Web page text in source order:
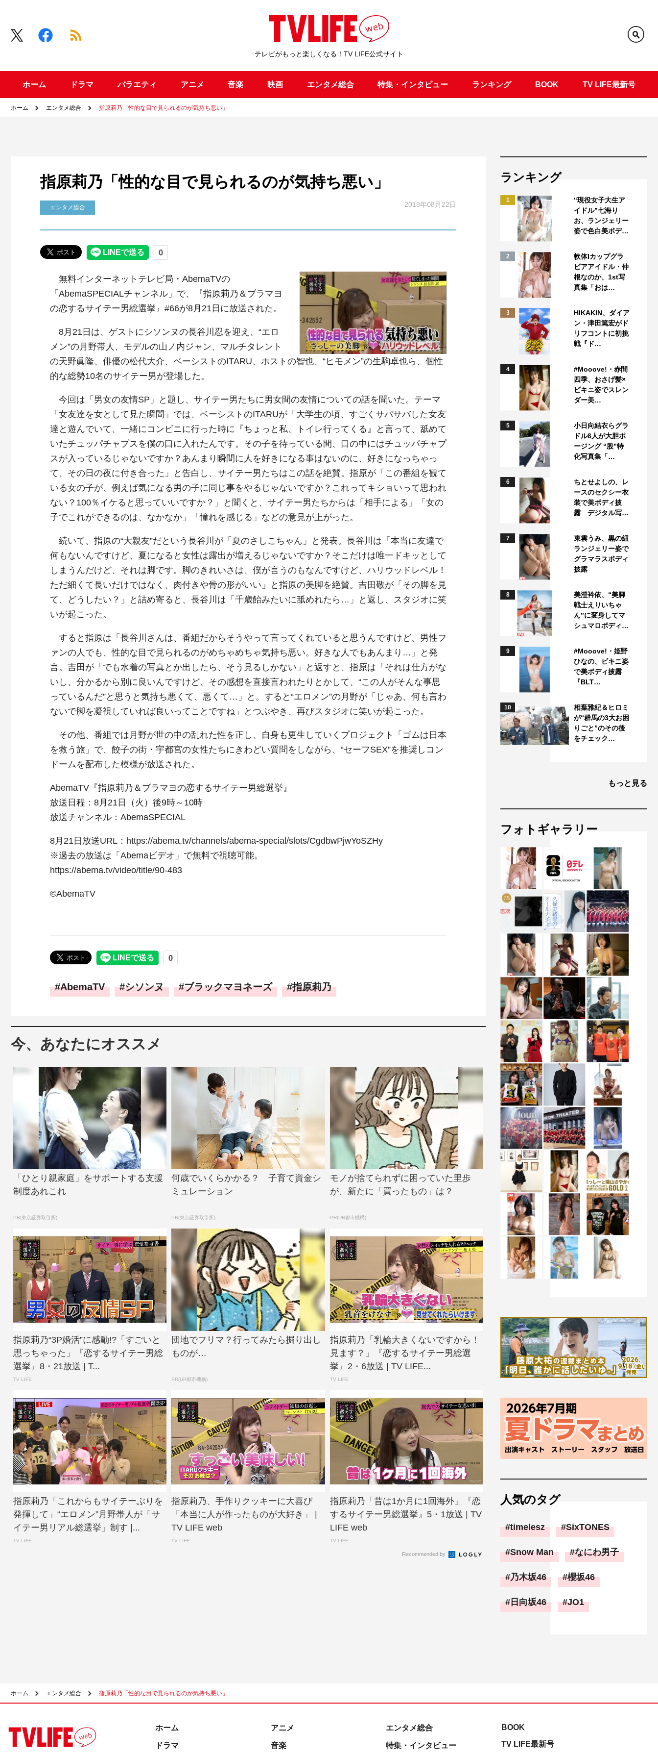
テレビがもっと楽しくなる！TV LIFE公式サイト
ホーム ドラマ バラエティ アニメ 音楽 映画 エンタメ総合 特集・インタビュー ランキング BOOK TV LIFE最新号
ホーム エンタメ総合 指原莉乃「性的な目で見られるのが気持ち悪い」
指原莉乃「性的な目で見られるのが気持ち悪い」
エンタメ総合 2018年08月22日
無料インターネットテレビ局・AbemaTVの
「AbemaSPECIALチャンネル」で、『指原莉乃＆ブラマヨ
の恋するサイテー男総選挙』#66が8月21日に放送された。
8月21日は、ゲストにシソンヌの長谷川忍を迎え、“エロ
メン”の月野帯人、モデルの山ノ内ジャン、マルチタレント
の天野眞隆、俳優の松代大介、ベーシストのITARU、ホストの智也、“ヒモメン”の生駒卓也ら、個性
的な総勢10名のサイテー男が登場した。
今回は「男女の友情SP」と題し、サイテー男たちに男女間の友情についての話を聞いた。テーマ
「女友達を女として見た瞬間」では、ベーシストのITARUが「大学生の頃、すごくサバサバした女友
達と遊んでいて、一緒にコンビニに行った時に『ちょっと私、トイレ行ってくる』と言って、舐めて
いたチュッパチャプスを僕の口に入れたんです。その子を待っている間、口の中にはチュッパチャプ
スが入っているじゃないですか？あんまり瞬間に人を好きになる事はないのに、好きになっちゃっ
て、その日の夜に付き合った」と告白し、サイテー男たちはこの話を絶賛。指原が「この番組を観て
いる女の子が、例えば気になる男の子に同じ事をやるじゃないですか？これってキショいって思われ
ない？100％イケると思っていいですか？」と聞くと、サイテー男たちからは「相手による」「女の
子でこれができるのは、なかなか」「憧れを感じる」などの意見が上がった。
続いて、指原の“大親友”だという長谷川が「夏のさしこちゃん」と発表。長谷川は「本当に友達で
何もないんですけど、夏になると女性は露出が増えるじゃないですか？そこだけは唯一ドキッとして
しまうんだけど、それは脚です。脚のきれいさは、僕が言うのもなんですけど、ハリウッドレベル！
ただ細くて長いだけではなく、肉付きや骨の形がいい」と指原の美脚を絶賛。吉田敬が「その脚を見
て、どうしたい？」と詰め寄ると、長谷川は「千歳飴みたいに舐めれたら…」と返し、スタジオに笑
いが起こった。
すると指原は「長谷川さんは、番組だからそうやって言ってくれていると思うんですけど、男性フ
ァンの人でも、性的な目で見られるのがめちゃめちゃ気持ち悪い。好きな人でもあんまり…」と発
言。吉田が「でも水着の写真とか出したら、そう見るしかない」と返すと、指原は「それは仕方がな
いし、分かるから別に良いんですけど、その感想を直接言われたりとかして、“この人がそんな事思
っているんだ”と思うと気持ち悪くて、悪くて…」と。すると“エロメン”の月野が「じゃあ、何も言わ
ないで脚を凝視していれば良いってことですね」とつぶやき、再びスタジオに笑いが起こった。
その他、番組では月野が世の中の乱れた性を正し、自身も更生していくプロジェクト「ゴムは日本
を救う旅」で、餃子の街・宇都宮の女性たちにきわどい質問をしながら、“セーフSEX”を推奨しコン
ドームを配布した模様が放送された。
AbemaTV『指原莉乃＆ブラマヨの恋するサイテー男総選挙』
放送日程：8月21日（火）後9時～10時
放送チャンネル：AbemaSPECIAL
8月21日放送URL：https://abema.tv/channels/abema-special/slots/CgdbwPjwYoSZHy
※過去の放送は「Abemaビデオ」で無料で視聴可能。
https://abema.tv/video/title/90-483
©AbemaTV
AbemaTV シソンヌ ブラックマヨネーズ 指原莉乃
今、あなたにオススメ
「ひとり親家庭」をサポートする支援
制度あれこれ
PR(東京証券取引所)
何歳でいくらかかる？ 子育て資金シ
ミュレーション
PR(東京証券取引所)
モノが捨てられずに困っていた里歩
が、新たに「買ったもの」は？
PR(UR都市機構)
指原莉乃“3P婚活”に感動!?「すごいと
思っちゃった」『恋するサイテー男総
選挙』8・21放送 | T...
TV LIFE
団地でフリマ？行ってみたら掘り出し
ものが…
PR(UR都市機構)
指原莉乃「乳輪大きくないですから！
見ます？」『恋するサイテー男総選
挙』2・6放送 | TV LIFE...
TV LIFE
指原莉乃「これからもサイテーぶりを
発揮して」“エロメン”月野帯人が「サ
イテー男リアル総選挙」制す |...
TV LIFE
指原莉乃、手作りクッキーに大喜び
「本当に人が作ったものが大好き」 |
TV LIFE web
TV LIFE
指原莉乃「昔は1か月に1回海外」『恋
するサイテー男総選挙』5・1放送 | TV
LIFE web
TV LIFE
Recommended by
ランキング
1
“現役女子大生ア
イドル”七海り
お、ランジェリー
姿で色白美ボデ…
2
軟体Iカップグラ
ビアアイドル・仲
根なのか、1st写
真集「おは…
3
HIKAKIN、ダイア
ン・津田篤宏がド
リフコントに初挑
戦『ド…
4
#Mooove!・赤間
四季、おさげ髪×
ビキニ姿でスレン
ダー美…
5
小日向結衣らグラ
ドル6人が大胆ポ
ージング “股”特
化写真集「…
6
ちとせよしの、レ
ースのセクシー衣
装で美ボディ披
露 デジタル写…
7
東雲うみ、黒の紐
ランジェリー姿で
グラマラスボディ
披露
8
美澄衿依、“美脚
戦士えりいちゃ
ん”に変身してマ
シュマロボディ…
9
#Mooove!・姫野
ひなの、ビキニ姿
で美ボディ披露
『BLT…
10
相葉雅紀＆ヒロミ
が“群馬の3大お困
りごと”のその後
をチェック…
もっと見る
フォトギャラリー
人気のタグ
timelesz SixTONES
Snow Man なにわ男子
乃木坂46 櫻坂46
日向坂46 JO1
ホーム エンタメ総合 指原莉乃「性的な目で見られるのが気持ち悪い」
ホーム
ドラマ
アニメ
音楽
エンタメ総合
特集・インタビュー
BOOK
TV LIFE最新号